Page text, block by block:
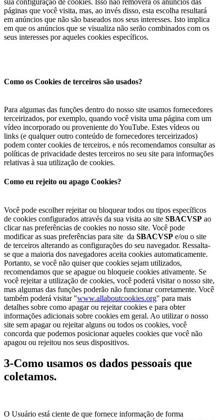
páginas que você visita, mas, ao invés disso, esta escolha resultará
em anúncios que não são baseados nos seus interesses. Isto implica
em que os anúncios que se visualiza não serão combinados com os
seus interesses por aqueles cookies específicos.
Como os Cookies de terceiros são usados?
Para algumas das funções dentro do nosso site usamos fornecedores
terceirizados, por exemplo, quando você visita uma página com um
vídeo incorporado ou proveniente do YouTube. Estes vídeos ou
links (e qualquer outro conteúdo de fornecedores terceirizados)
podem conter cookies de terceiros, e nós recomendamos consultar as
políticas de privacidade destes terceiros no seu site para informações
relativas à sua utilização de cookies.
Como eu rejeito ou apago Cookies?
Você pode escolher rejeitar ou bloquear todos ou tipos específicos
de cookies configurados através da sua visita ao site SBACVSP ao
clicar nas preferências de cookies no nosso site. Você pode
modificar as suas preferências para site da SBACVSP e/ou o site
de terceiros alterando as configurações do seu navegador. Ressalta-
se que a maioria dos navegadores aceita cookies automaticamente.
Portanto, se você não quiser que cookies sejam utilizados,
recomendamos que se apague ou bloqueie cookies ativamente. Se
você rejeitar a utilização de cookies, você poderá visitar o nosso site,
mas algumas das funções poderão não funcionar corretamente. Você
também poderá visitar "www.allaboutcookies.org" para mais
detalhes sobre como apagar ou rejeitar cookies e para obter
informações adicionais sobre cookies em geral. Ao utilizar o nosso
site sem apagar ou rejeitar alguns ou todos os cookies, você
concorda que podemos posicionar aqueles cookies que você não
apagou ou rejeitou nos seus dispositivos.
3-Como usamos os dados pessoais que
coletamos.
O Usuário está ciente de que fornece informação de forma